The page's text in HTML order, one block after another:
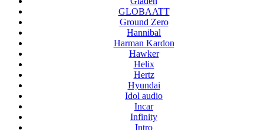
GLOBAATT
Ground Zero
Hannibal
Harman Kardon
Hawker
Helix
Hertz
Hyundai
Idol audio
Incar
Infinity
Intro